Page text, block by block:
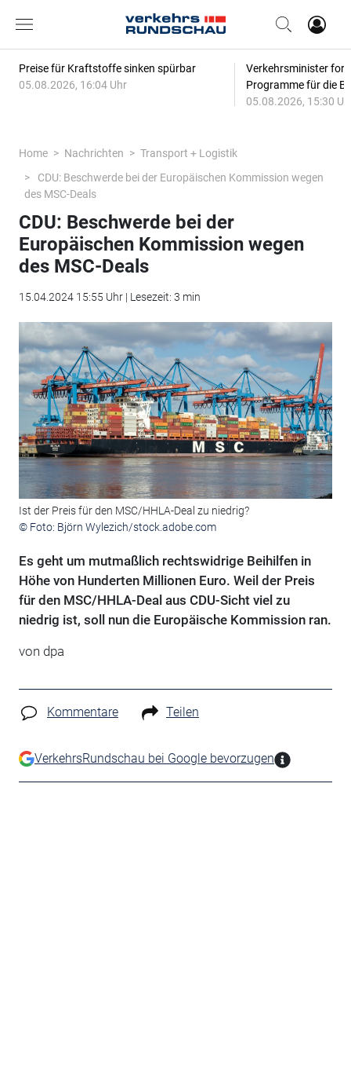
Preise für Kraftstoffe sinken spürbar
05.08.2026, 16:04 Uhr
Verkehrsminister
Programme für die
05.08.2026, 15:30
Home Nachrichten
Transport + Logistik
CDU: Beschwerde bei der Europäischen Kommission wegen
des MSC-Deals
CDU: Beschwerde bei der
Europäischen Kommission wegen
des MSC-Deals
15.04.2024 15:55 Uhr | Lesezeit: 3 min
Ist der Preis für den MSC/HHLA-Deal zu niedrig?
© Foto: Björn Wylezich/stock.adobe.com
Es geht um mutmaßlich rechtswidrige Beihilfen in
Höhe von Hunderten Millionen Euro. Weil der Preis
für den MSC/HHLA-Deal aus CDU-Sicht viel zu
niedrig ist, soll nun die Europäische Kommission ran.
von dpa
Kommentare Teilen
VerkehrsRundschau bei Google bevorzugen